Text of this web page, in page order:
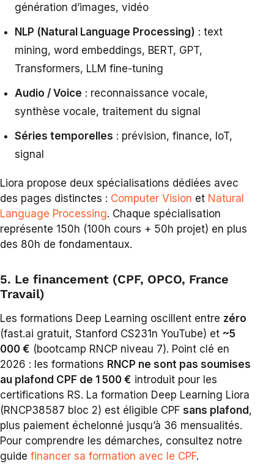
génération d’images, vidéo
NLP (Natural Language Processing) : text
mining, word embeddings, BERT, GPT,
Transformers, LLM fine-tuning
Audio / Voice : reconnaissance vocale,
synthèse vocale, traitement du signal
Séries temporelles : prévision, finance, IoT,
signal
Liora propose deux spécialisations dédiées avec
des pages distinctes : Computer Vision et Natural
Language Processing. Chaque spécialisation
représente 150h (100h cours + 50h projet) en plus
des 80h de fondamentaux.
5. Le financement (CPF, OPCO, France
Travail)
Les formations Deep Learning oscillent entre zéro
(fast.ai gratuit, Stanford CS231n YouTube) et ~5
000 € (bootcamp RNCP niveau 7). Point clé en
2026 : les formations RNCP ne sont pas soumises
au plafond CPF de 1 500 € introduit pour les
certifications RS. La formation Deep Learning Liora
(RNCP38587 bloc 2) est éligible CPF sans plafond,
plus paiement échelonné jusqu’à 36 mensualités.
Pour comprendre les démarches, consultez notre
guide financer sa formation avec le CPF.